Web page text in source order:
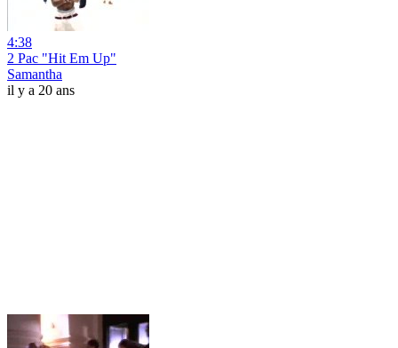
4:38
2 Pac "Hit Em Up"
Samantha
il y a 20 ans